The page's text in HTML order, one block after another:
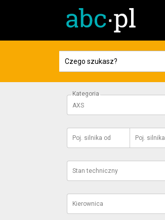
Kategoria
AXS
Poj. silnika od Poj. silnika
Stan techniczny
Kierownica